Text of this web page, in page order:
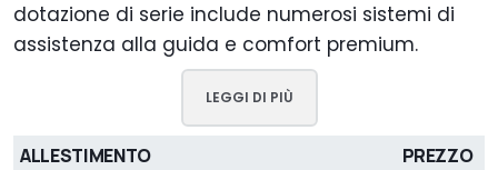
dotazione di serie include numerosi sistemi di
assistenza alla guida e comfort premium.
LEGGI DI PIÙ
ALLESTIMENTO PREZZO